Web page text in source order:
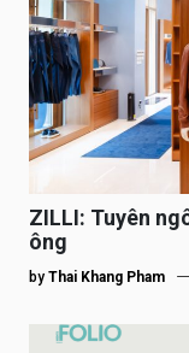
ZILLI: Tuyên
ông
by Thai Khang Pham